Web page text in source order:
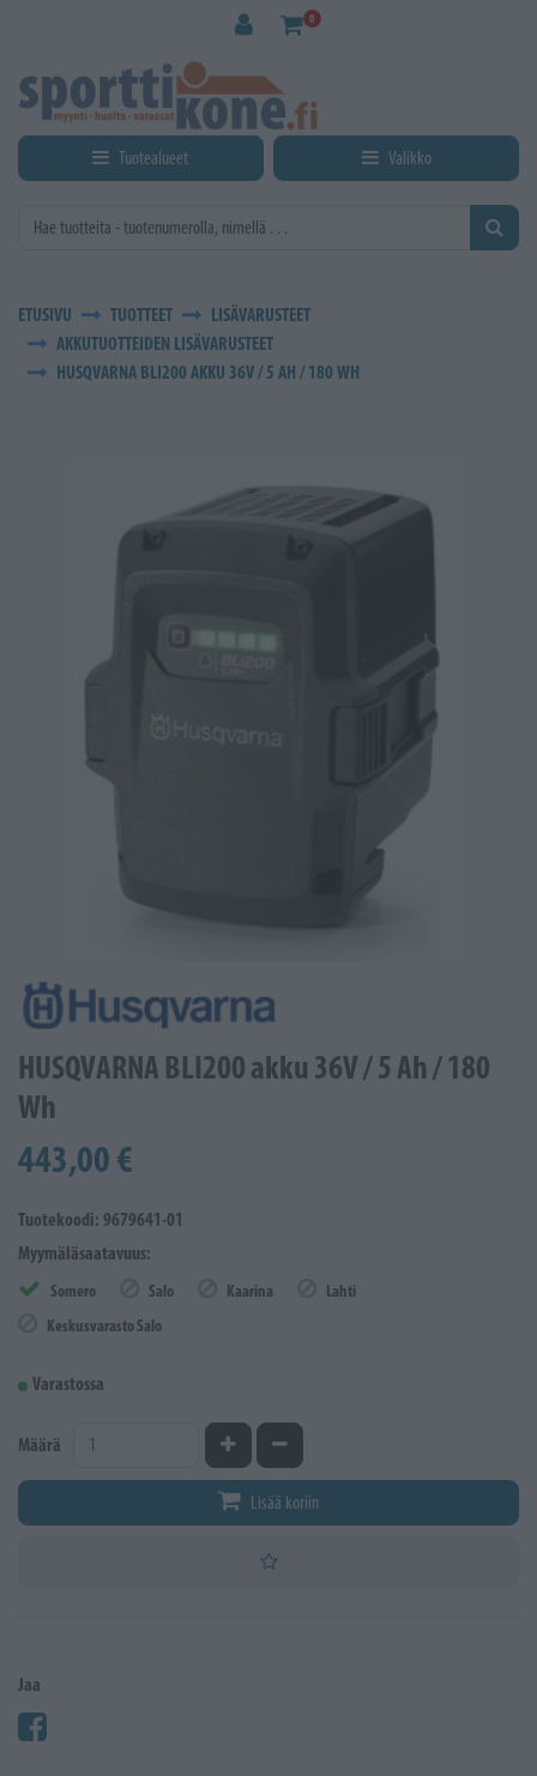
0
Tuotealueet Valikko
ETUSIVU TUOTTEET
LISÄVARUSTEET
AKKUTUOTTEIDEN LISÄVARUSTEET
HUSQVARNA BLI200 AKKU 36V / 5 AH / 180 WH
HUSQVARNA BLI200 akku 36V / 5 Ah / 180
Wh
443,00 €
Tuotekoodi: 9679641-01
Myymäläsaatavuus:
Somero Salo Kaarina
Lahti
Keskusvarasto Salo
Varastossa
Määrä Kasvata määrääVähennä määrää
Lisää koriin
Jaa